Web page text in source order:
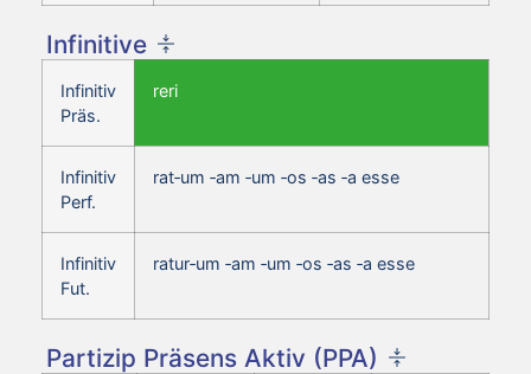
Infinitive
Infinitiv
Präs.
reri
Infinitiv
Perf.
rat‑um ‑am ‑um ‑os ‑as ‑a esse
Infinitiv
Fut.
ratur‑um ‑am ‑um ‑os ‑as ‑a esse
Partizip Präsens Aktiv (PPA)